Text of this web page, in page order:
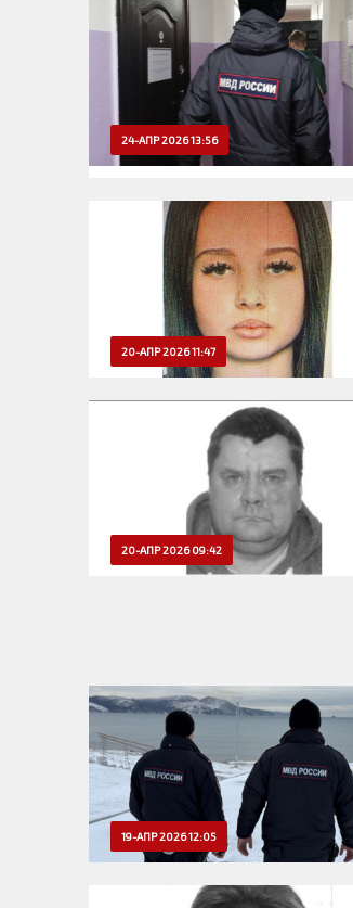
24-АПР 2026 13:56
20-АПР 2026 11:47
20-АПР 2026 09:42
19-АПР 2026 12:05